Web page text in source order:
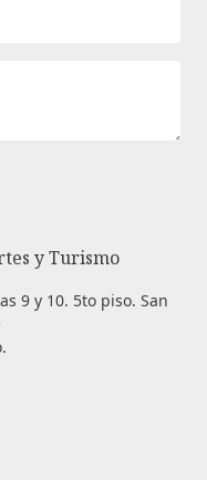
y Turismo
9 y 10. 5to piso. San